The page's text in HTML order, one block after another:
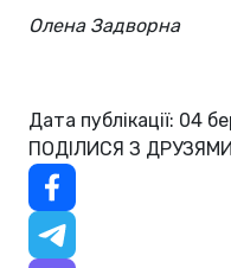
Олена Задворна
Дата публікації: 04
ПОДІЛИСЯ З